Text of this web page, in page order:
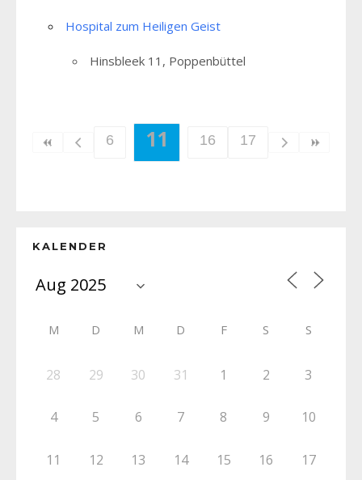
Hospital zum Heiligen Geist
Hinsbleek 11, Poppenbüttel
6 11 16 17
KALENDER
M D M D F S S
28 29 30 31 1 2 3
4 5 6 7 8 9 10
11 12 13 14 15 16 17